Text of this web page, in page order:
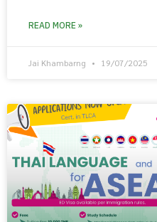
READ MORE »
Jai Khambarng 19/07/2025